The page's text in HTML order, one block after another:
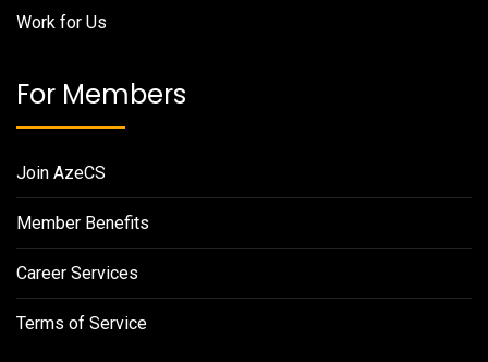
Work for Us
For Members
Join AzeCS
Member Benefits
Career Services
Terms of Service